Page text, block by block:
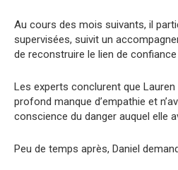
Au cours des mois suivants, il
supervisées, suivit un
de reconstruire le lien de confiance
Les experts conclurent que Lauren
profond manque d’empathie et
conscience du danger auquel elle
Peu de temps après, Daniel